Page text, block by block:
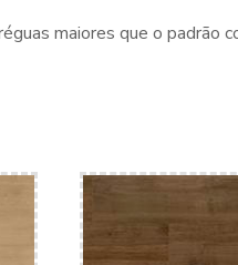
maiores que o padrão